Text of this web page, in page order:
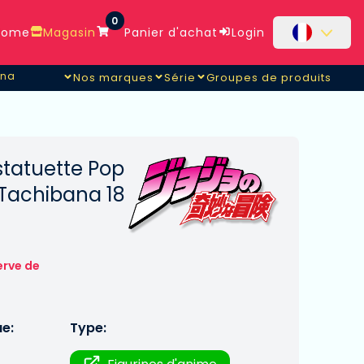
Magasin
0
Panier d'achat Login
Nos marques Série Groupes de produits
Pop
18
de
Type: